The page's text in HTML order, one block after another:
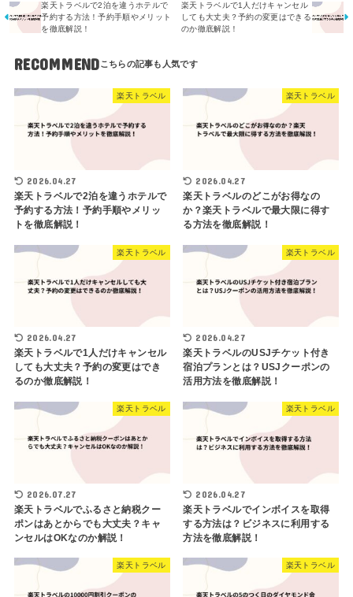
楽天トラベルで2泊を違うホテルで
予約する方法！予約手順やメリット
を徹底解説！
楽天トラベルで1人だけキャンセル
しても大丈夫？予約の変更はできる
のか徹底解説！
RECOMMEND
楽天トラベル
2026.04.27
楽天トラベルで2泊を違うホテルで
予約する方法！予約手順やメリッ
トを徹底解説！
楽天トラベル
2026.04.27
楽天トラベルのどこがお得なの
か？楽天トラベルで最大限に得す
る方法を徹底解説！
楽天トラベル
2026.04.27
楽天トラベルで1人だけキャンセル
しても大丈夫？予約の変更はでき
るのか徹底解説！
楽天トラベル
2026.04.27
楽天トラベルのUSJチケット付き
宿泊プランとは？USJクーポンの
活用方法を徹底解説！
楽天トラベル
2026.07.27
楽天トラベルでふるさと納税クー
ポンはあとからでも大丈夫？キャ
ンセルはOKなのか解説！
楽天トラベル
2026.04.27
楽天トラベルでインボイスを取得
する方法は？ビジネスに利用する
方法を徹底解説！
楽天トラベル 楽天トラベル